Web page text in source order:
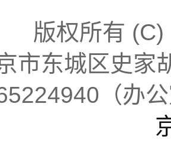
版权所有
市东城区
（办